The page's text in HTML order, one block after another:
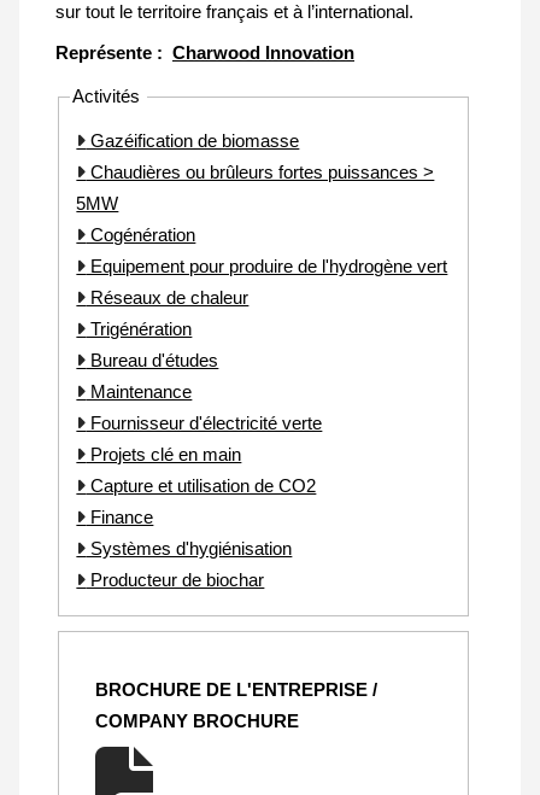
sur tout le territoire français et à l’international.
Représente : Charwood Innovation
Activités
Gazéification de biomasse
Chaudières ou brûleurs fortes puissances >
5MW
Cogénération
Equipement pour produire de l'hydrogène vert
Réseaux de chaleur
Trigénération
Bureau d'études
Maintenance
Fournisseur d'électricité verte
Projets clé en main
Capture et utilisation de CO2
Finance
Systèmes d'hygiénisation
Producteur de biochar
BROCHURE DE L'ENTREPRISE /
COMPANY BROCHURE